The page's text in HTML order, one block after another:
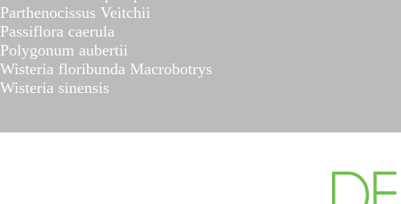
Parthenocissus Veitchii
Passiflora caerula
Polygonum aubertii
Wisteria floribunda Macrobotrys
Wisteria sinensis